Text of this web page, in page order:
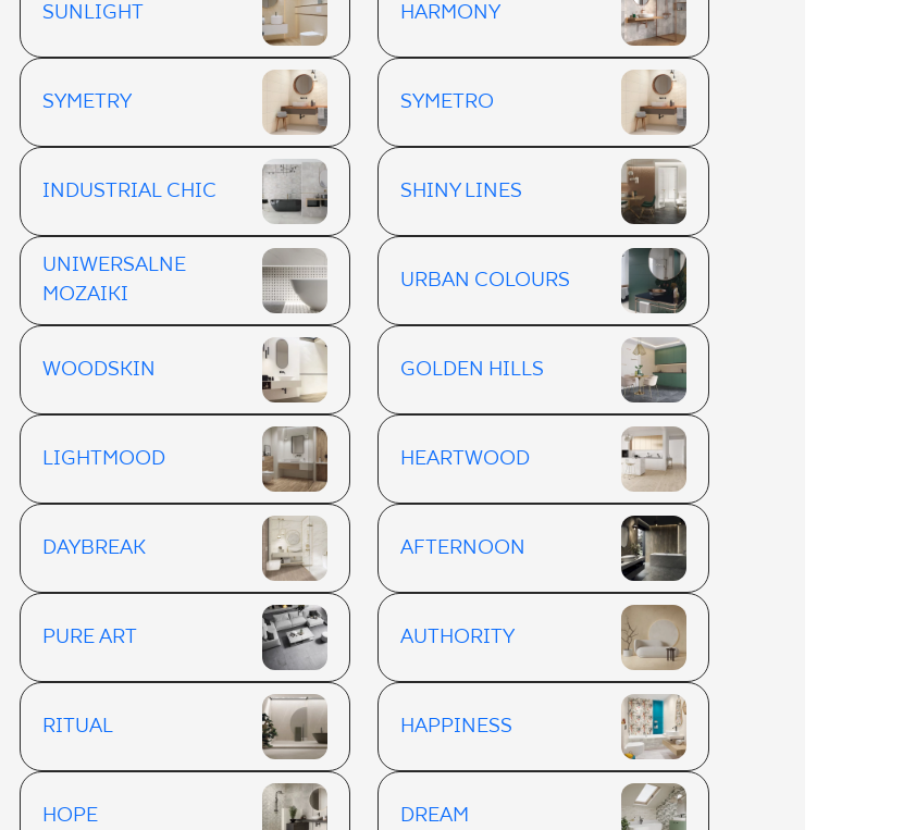
SUNLIGHT HARMONY
SYMETRY SYMETRO
INDUSTRIAL CHIC SHINY LINES
UNIWERSALNE
MOZAIKI
URBAN COLOURS
WOODSKIN GOLDEN HILLS
LIGHTMOOD HEARTWOOD
DAYBREAK AFTERNOON
PURE ART AUTHORITY
RITUAL HAPPINESS
HOPE DREAM